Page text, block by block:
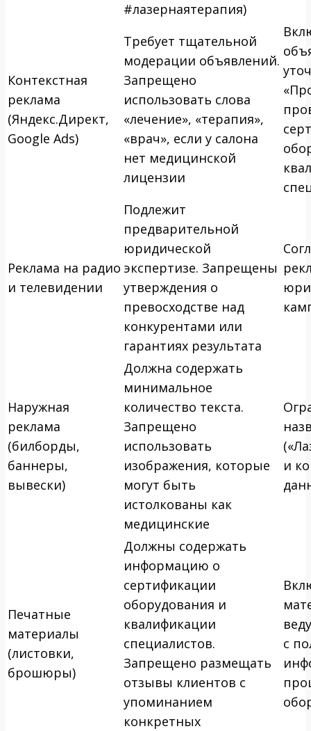
#лазернаятерапия)
Контекстная
реклама
(Яндекс.Директ,
Google Ads)
Требует тщательной
модерации объявлений.
Запрещено
использовать слова
«лечение», «терапия»,
«врач», если у салона
нет медицинской
лицензии
Реклама на радио
и телевидении
Подлежит
предварительной
юридической
экспертизе. Запрещены
утверждения о
превосходстве над
конкурентами или
гарантиях результата
Наружная
реклама
(билборды,
баннеры,
вывески)
Должна содержать
минимальное
количество текста.
Запрещено
использовать
изображения, которые
могут быть
истолкованы как
медицинские
и
Печатные
материалы
(листовки,
брошюры)
Должны содержать
информацию о
сертификации
оборудования и
квалификации
специалистов.
Запрещено размещать
отзывы клиентов с
упоминанием
конкретных
с